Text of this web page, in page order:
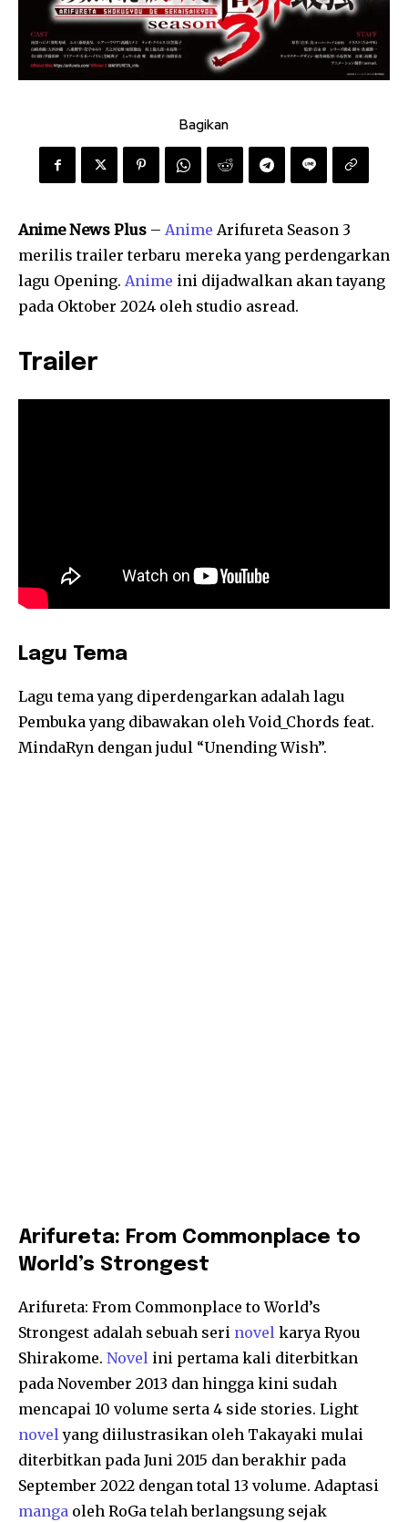
Bagikan
Anime News Plus – Anime Arifureta Season 3
merilis trailer terbaru mereka yang perdengarkan
lagu Opening. Anime ini dijadwalkan akan tayang
pada Oktober 2024 oleh studio asread.
Trailer
Lagu Tema
Lagu tema yang diperdengarkan adalah lagu
Pembuka yang dibawakan oleh Void_Chords feat.
MindaRyn dengan judul “Unending Wish”.
Arifureta: From Commonplace to
World’s Strongest
Arifureta: From Commonplace to World’s
Strongest adalah sebuah seri novel karya Ryou
Shirakome. Novel ini pertama kali diterbitkan
pada November 2013 dan hingga kini sudah
mencapai 10 volume serta 4 side stories. Light
novel yang diilustrasikan oleh Takayaki mulai
diterbitkan pada Juni 2015 dan berakhir pada
September 2022 dengan total 13 volume. Adaptasi
manga oleh RoGa telah berlangsung sejak